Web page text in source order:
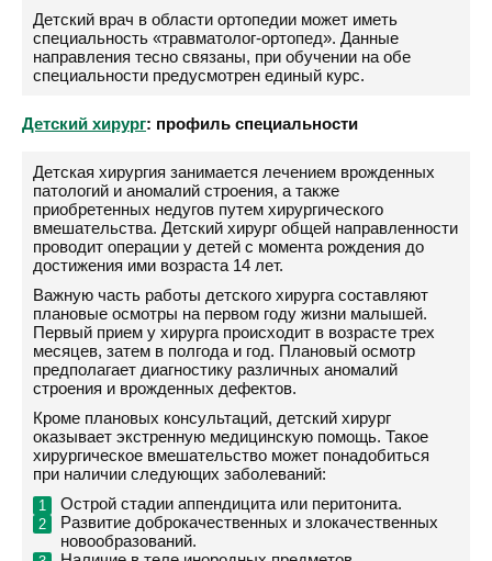
Детский врач в области ортопедии может иметь
специальность «травматолог-ортопед». Данные
направления тесно связаны, при обучении на обе
специальности предусмотрен единый курс.
Детский хирург: профиль специальности
Детская хирургия занимается лечением врожденных
патологий и аномалий строения, а также
приобретенных недугов путем хирургического
вмешательства. Детский хирург общей направленности
проводит операции у детей с момента рождения до
достижения ими возраста 14 лет.
Важную часть работы детского хирурга составляют
плановые осмотры на первом году жизни малышей.
Первый прием у хирурга происходит в возрасте трех
месяцев, затем в полгода и год. Плановый осмотр
предполагает диагностику различных аномалий
строения и врожденных дефектов.
Кроме плановых консультаций, детский хирург
оказывает экстренную медицинскую помощь. Такое
хирургическое вмешательство может понадобиться
при наличии следующих заболеваний:
Острой стадии аппендицита или перитонита.
Развитие доброкачественных и злокачественных
новообразований.